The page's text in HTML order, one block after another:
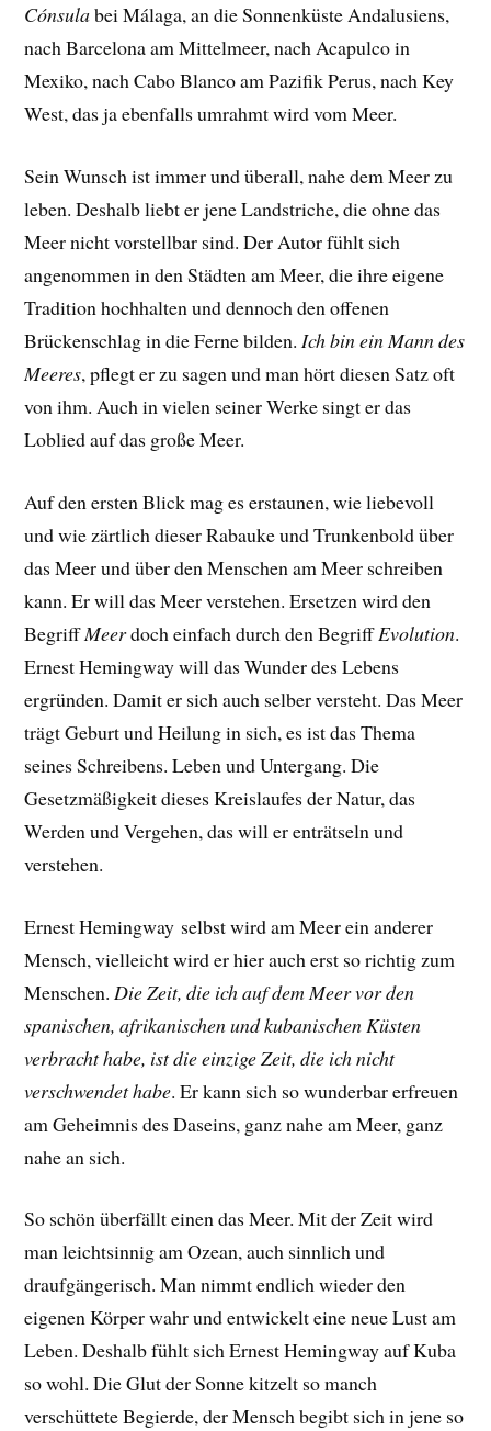
Cónsulabei Málaga, an die Sonnenküste Andalusiens,
nach Barcelona am Mittelmeer, nach Acapulco in
Mexiko, nach Cabo Blanco am Pazifik Perus, nach Key
West, das ja ebenfalls umrahmt wird vom Meer.
Sein Wunsch ist immer und überall, nahe dem Meer zu
leben. Deshalb liebt er jene Landstriche, die ohne das
Meer nicht vorstellbar sind. Der Autor fühlt sich
angenommen in den Städten am Meer, die ihre eigene
Tradition hochhalten und dennoch den offenen
Brückenschlag in die Ferne bilden.Ich bin ein Mann des
Meeres, pflegt er zu sagen und man hört diesen Satz oft
von ihm. Auch in vielen seiner Werke singt er das
Loblied auf das große Meer.
Auf den ersten Blick mag es erstaunen, wie liebevoll
und wie zärtlich dieser Rabauke und Trunkenbold über
das Meer und über den Menschen am Meer schreiben
kann. Er will das Meer verstehen. Ersetzen wird den
BegriffMeerdoch einfach durch den BegriffEvolution.
Ernest Hemingway will das Wunder des Lebens
ergründen. Damit er sich auch selber versteht. Das Meer
trägt Geburt und Heilung in sich, es ist das Thema
seines Schreibens. Leben und Untergang. Die
Gesetzmäßigkeit dieses Kreislaufes der Natur, das
Werden und Vergehen, das will er enträtseln und
verstehen.
Ernest Hemingway selbst wird am Meer ein anderer
Mensch, vielleicht wird er hier auch erst so richtig zum
Menschen. Die Zeit, die ich auf dem Meer vor den
spanischen, afrikanischen und kubanischen Küsten
verbracht habe, ist die einzige Zeit, die ich nicht
verschwendet habe. Erkann sich so wunderbar erfreuen
am Geheimnis des Daseins, ganz nahe am Meer, ganz
nahe an sich.
So schön überfällt einen das Meer. Mit der Zeit wird
man leichtsinnig am Ozean, auch sinnlich und
draufgängerisch. Man nimmt endlich wieder den
eigenen Körper wahr und entwickelt eine neue Lust am
Leben. Deshalb fühlt sich Ernest Hemingway auf Kuba
so wohl. Die Glut der Sonne kitzelt so manch
verschüttete Begierde, der Mensch begibt sich in jene so